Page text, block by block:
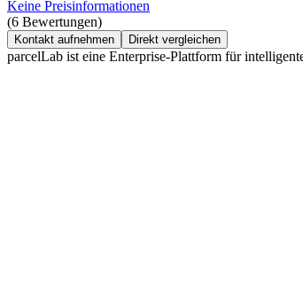
Keine Preisinformationen
(6 Bewertungen)
Kontakt aufnehmen Direkt vergleichen
parcelLab ist eine Enterprise-Plattform für